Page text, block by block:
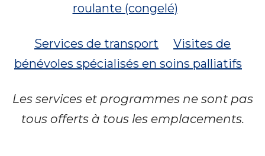
roulante (congelé)
Services de transport
Visites de
bénévoles spécialisés en soins palliatifs
Les services et programmes ne sont pas
tous offerts à tous les emplacements.